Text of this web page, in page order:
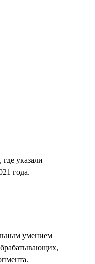
указали
года.
умением